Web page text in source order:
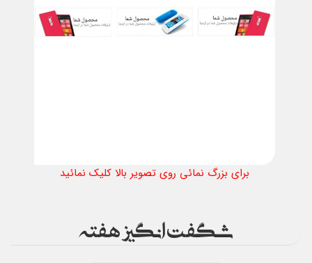
برای بزرگ نمائی روی تصویر بالا کلیک نمائید
شگفت انگیز هفته